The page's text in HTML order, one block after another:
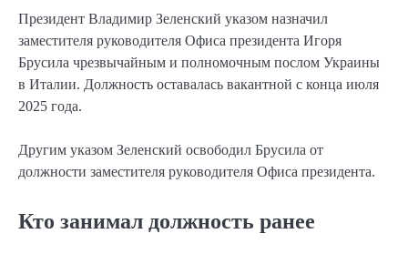
Президент Владимир Зеленский указом назначил
заместителя руководителя Офиса президента Игоря
Брусила чрезвычайным и полномочным послом Украины
в Италии. Должность оставалась вакантной с конца июля
2025 года.
Другим указом Зеленский освободил Брусила от
должности заместителя руководителя Офиса президента.
Кто занимал должность ранее